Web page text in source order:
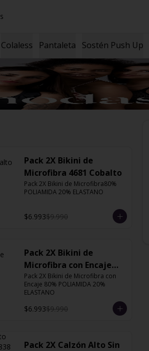
Colaless Pantaleta Sostén Push Up
Pack 2X Bikini de
Microfibra 4681 Cobalto
Pack 2X Bikini de Microfibra80%
POLIAMIDA 20% ELASTANO
$6.993$9.990
Pack 2X Bikini de
Microfibra con Encaje
13126 Cobalto
Pack 2X Bikini de Microfibra con
Encaje 80% POLIAMIDA 20%
ELASTANO
$6.993$9.990
Pack 2X Calzón Alto Sin